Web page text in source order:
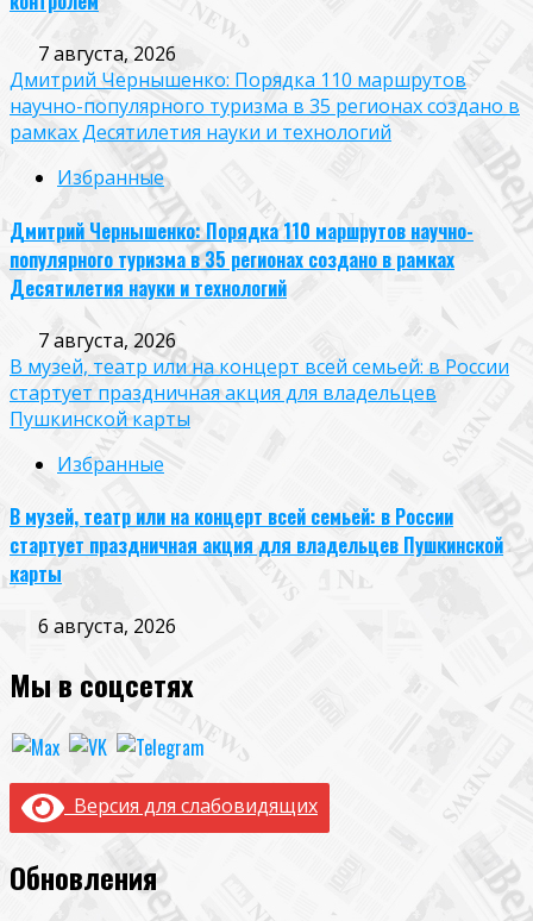
7 августа, 2026
Дмитрий Чернышенко: Порядка 110 маршрутов
научно-популярного туризма в 35 регионах создано в
рамках Десятилетия науки и технологий
Избранные
Дмитрий Чернышенко: Порядка 110 маршрутов научно-
популярного туризма в 35 регионах создано в рамках
Десятилетия науки и технологий
7 августа, 2026
В музей, театр или на концерт всей семьей: в России
стартует праздничная акция для владельцев
Пушкинской карты
Избранные
В музей, театр или на концерт всей семьей: в России
стартует праздничная акция для владельцев Пушкинской
карты
6 августа, 2026
Мы в соцсетях
Версия для слабовидящих
Обновления